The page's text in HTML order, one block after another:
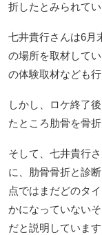
折したとみられてい
七井貴行さんは6月
の場所を取材して
の体験取材なども
しかし、ロケ終了
たところ肋骨を骨
そして、七井貴行
に、肋骨骨折と診
点ではまだどのタ
かになっていない
だと説明しています